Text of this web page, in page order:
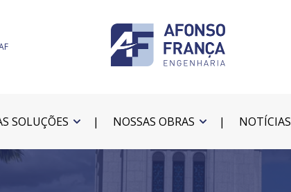
SOLUÇÕES NOSSAS OBRAS NOTÍCIAS